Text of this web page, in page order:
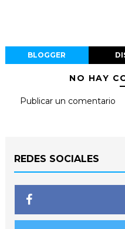
BLOGGER
NO HAY
Publicar un comentario
REDES SOCIALES